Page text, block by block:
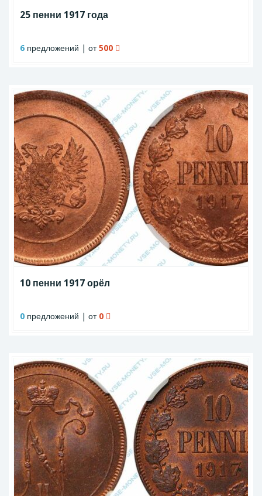
25 пенни 1917 года
6 предложений | от500
10 пенни 1917 орёл
0 предложений | от 0